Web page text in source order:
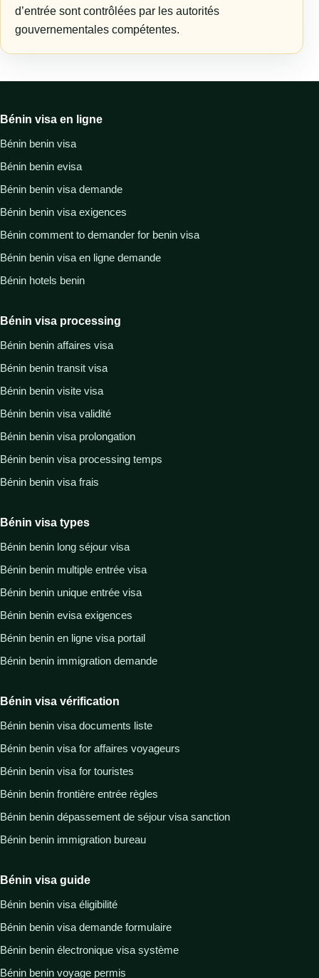
d’entrée sont contrôlées par les autorités
gouvernementales compétentes.
Bénin visa en ligne
Bénin benin visa
Bénin benin evisa
Bénin benin visa demande
Bénin benin visa exigences
Bénin comment to demander for benin visa
Bénin benin visa en ligne demande
Bénin hotels benin
Bénin visa processing
Bénin benin affaires visa
Bénin benin transit visa
Bénin benin visite visa
Bénin benin visa validité
Bénin benin visa prolongation
Bénin benin visa processing temps
Bénin benin visa frais
Bénin visa types
Bénin benin long séjour visa
Bénin benin multiple entrée visa
Bénin benin unique entrée visa
Bénin benin evisa exigences
Bénin benin en ligne visa portail
Bénin benin immigration demande
Bénin visa vérification
Bénin benin visa documents liste
Bénin benin visa for affaires voyageurs
Bénin benin visa for touristes
Bénin benin frontière entrée règles
Bénin benin dépassement de séjour visa sanction
Bénin benin immigration bureau
Bénin visa guide
Bénin benin visa éligibilité
Bénin benin visa demande formulaire
Bénin benin électronique visa système
Bénin benin voyage permis